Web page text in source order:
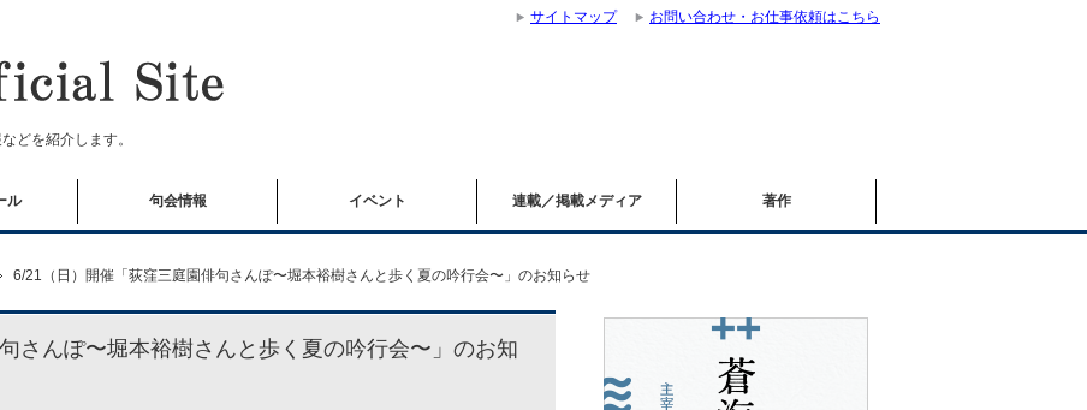
どを紹介します。
ル 句会情報 イベント 連載／掲載メディア 著作
6/21（日）開催「荻窪三庭園俳句さんぽ〜堀本裕樹さんと歩く夏の吟行会〜」のお知らせ
さんぽ〜堀本裕樹さんと歩く夏の吟行会〜」のお知
サイトマップ お問い合わせ・お仕事依頼はこちら